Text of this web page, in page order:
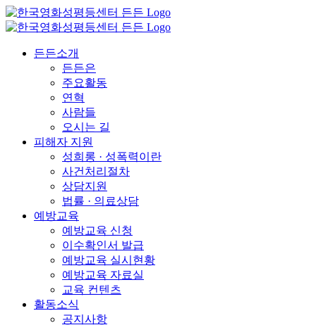
든든소개
든든은
주요활동
연혁
사람들
오시는 길
피해자 지원
성희롱 · 성폭력이란
사건처리절차
상담지원
법률 · 의료상담
예방교육
예방교육 신청
이수확인서 발급
예방교육 실시현황
예방교육 자료실
교육 컨텐츠
활동소식
공지사항